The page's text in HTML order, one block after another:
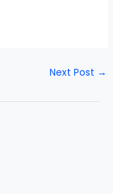
Next Post →